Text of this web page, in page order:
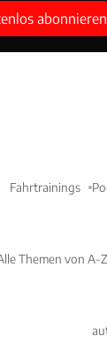
abonnieren
Fahrtrainings
Themen von A-Z